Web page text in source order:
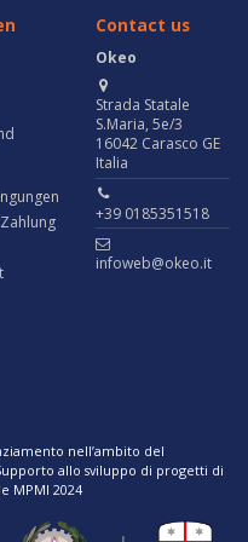
Contact us
Okeo
Strada Statale
S.Maria, 5e/3
16042 Carasco GE
Italia
+39 0185351518
infoweb@okeo.it
nell’ambito del
allo sviluppo di progetti di
MPMI 2024